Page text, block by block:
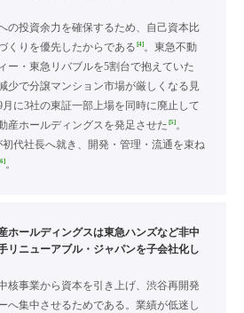
の投資余力を確保するため、自己資本比
くりを優先したからである [4]。東急不動
ー・東急リバブルを5割台で抱えていた
少で分譲マンション市場が厳しくなる見
に3社の東証一部上場を同時に廃止して
産ホールディングスを発足させた [5]。
初代社長へ就き、開発・管理・流通を束ね
。
ホールディングスは東急ハンズなど非中
リニューアブル・ジャパンを子会社化し
核事業から資本を引き上げ、渋谷再開発
へ集中させるためである。業績が低迷し